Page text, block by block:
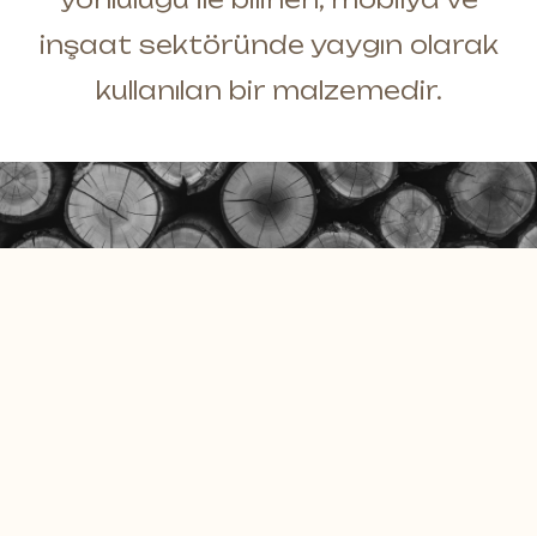
Masif Duvar Panelleri
Moss Duvar Panelleri
E-Katalog
Dökümanlar
inşaat sektöründe yaygın olarak
kullanılan bir malzemedir.